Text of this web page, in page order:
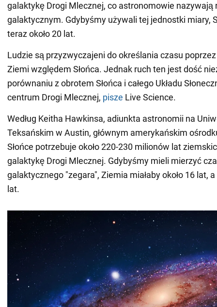
galaktykę Drogi Mlecznej, co astronomowie nazywają
galaktycznym. Gdybyśmy używali tej jednostki miary,
teraz około 20 lat.
Ludzie są przyzwyczajeni do określania czasu
Ziemi względem Słońca. Jednak ruch ten jest dość
porównaniu z obrotem Słońca i całego Układu
centrum Drogi Mlecznej, pisze Live Science.
Według Keitha Hawkinsa, adiunkta astronomii na
Teksańskim w Austin, głównym amerykańskim
Słońce potrzebuje około 220-230 milionów lat
galaktykę Drogi Mlecznej. Gdybyśmy mieli mierzyć
galaktycznego "zegara", Ziemia miałaby około 16 lat,
lat.